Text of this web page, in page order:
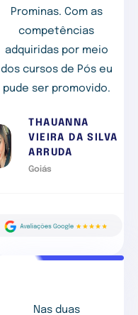
Prominas. Com as
competências
adquiridas por meio
dos cursos de Pós eu
pude ser promovido.
THAUANNA
VIEIRA DA SILVA
ARRUDA
Goiás
Nas duas